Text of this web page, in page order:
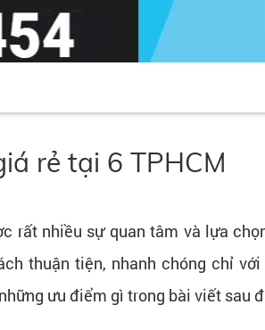
rẻ tại 6 TPHCM
rất nhiều sự quan tâm và lựa
thuận tiện, nhanh chóng chỉ
ưu điểm gì trong bài viết sau